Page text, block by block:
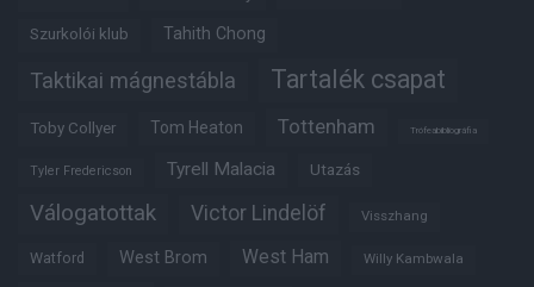
Szurkolói klub Tahith Chong
Taktikai mágnestábla Tartalék csapat
Toby Collyer Tom Heaton Tottenham Trófeabibliográfia
Tyler Fredericson Tyrell Malacia Utazás
Válogatottak Victor Lindelöf Visszhang
Watford West Brom West Ham Willy Kambwala